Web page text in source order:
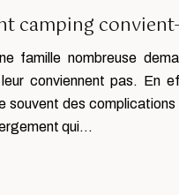
camping
famille nombreuse
conviennent pas. En
souvent des complications
qui…